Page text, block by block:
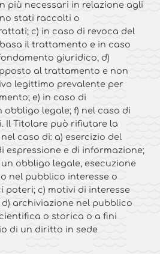
più necessari in relazione agli
stati raccolti o
c) in caso di revoca del
il trattamento e in caso
giuridico, d)
al trattamento e non
legittimo prevalente per
e) in caso di
obbligo legale; f) nel caso di
Il Titolare può rifiutare la
caso di: a) esercizio del
e di informazione;
obbligo legale, esecuzione
nel pubblico interesse o
poteri; c) motivi di interesse
archiviazione nel pubblico
o storica o a fini
di un diritto in sede